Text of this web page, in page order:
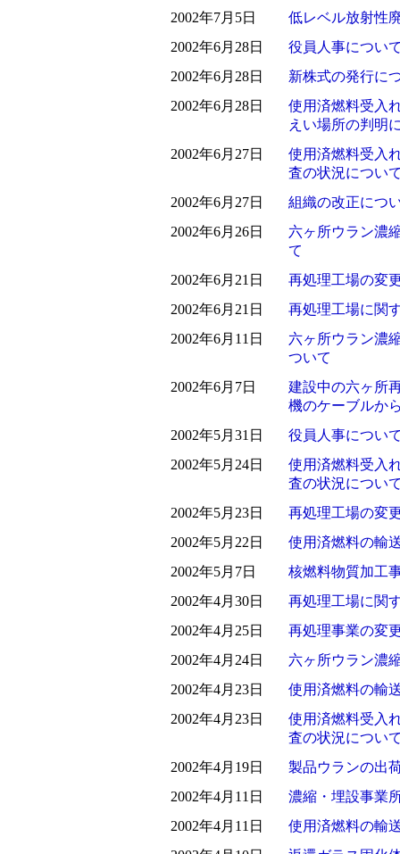
2002年7月5日
低レベル放射性
2002年6月28日
役員人事につい
2002年6月28日
新株式の発行に
2002年6月28日
使用済燃料受入
えい場所の判明
2002年6月27日
使用済燃料受入
査の状況につい
2002年6月27日
組織の改正につ
2002年6月26日
六ヶ所ウラン濃
て
2002年6月21日
再処理工場の変
2002年6月21日
再処理工場に関
2002年6月11日
六ヶ所ウラン濃
ついて
2002年6月7日
建設中の六ヶ所
機のケーブルか
2002年5月31日
役員人事につい
2002年5月24日
使用済燃料受入
査の状況につい
2002年5月23日
再処理工場の変
2002年5月22日
使用済燃料の輸
2002年5月7日
核燃料物質加工
2002年4月30日
再処理工場に関
2002年4月25日
再処理事業の変
2002年4月24日
六ヶ所ウラン濃
2002年4月23日
使用済燃料の輸
2002年4月23日
使用済燃料受入
査の状況につい
2002年4月19日
製品ウランの出
2002年4月11日
濃縮・埋設事業
2002年4月11日
使用済燃料の輸